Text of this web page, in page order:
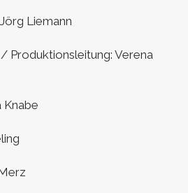
Liemann
Produktionsleitung: Verena
Knabe